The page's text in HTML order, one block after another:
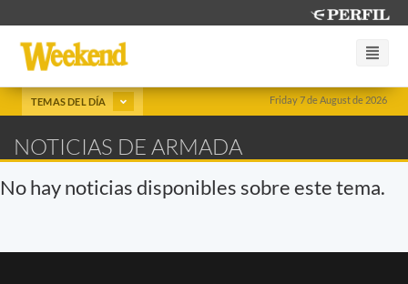
Friday 7 de August de 2026
TEMAS DEL DÍA
NOTICIAS DE ARMADA
No hay noticias disponibles sobre este tema.